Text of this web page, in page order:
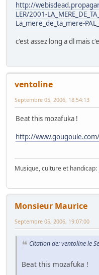
http://
LER/2001-
La_mere_de_ta_mere-
c'est assez long a dl mais
ventoline
Septembre 05, 2006, 18:54:13
Beat this mozafuka !
http://
Musique, culture et handicap:
Monsieur Maurice
Septembre 05, 2006, 19:07:00
Citation de: ventoline le
Beat this mozafuka !